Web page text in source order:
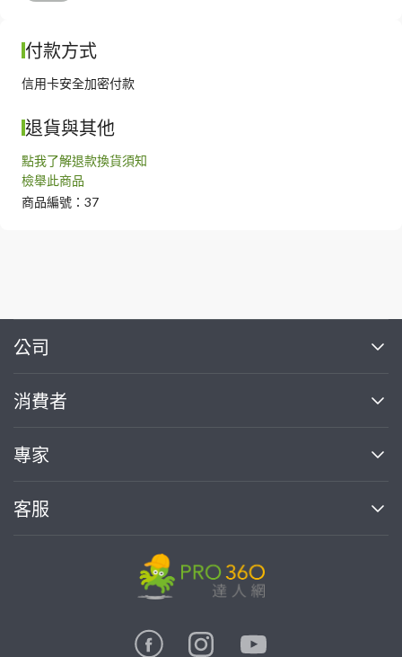
付款方式
信用卡安全加密付款
退貨與其他
點我了解退款換貨須知
檢舉此商品
商品編號：37
公司
關於我們
部落格
加入我們
消費者
買服務
熱門服務
專家
找案件
客服
繼續完成